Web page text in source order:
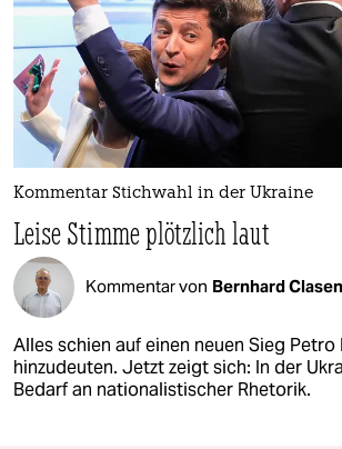
Kommentar Stichwahl in der Ukraine
Leise Stimme plötzlich laut
Kommentar von Bernhard Clasen
Alles schien auf einen neuen Sieg
hinzudeuten. Jetzt zeigt sich: In der
Bedarf an nationalistischer Rhetorik.